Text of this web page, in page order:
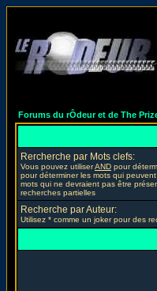
Forums du rÔdeur et de The
Rercherche par Mots clefs:
Vous pouvez utiliserAND pour
pour déterminer les mots qui
mots qui ne devraient pas être
recherches partielles
Recherche par Auteur:
Utilisez * comme un joker pour des